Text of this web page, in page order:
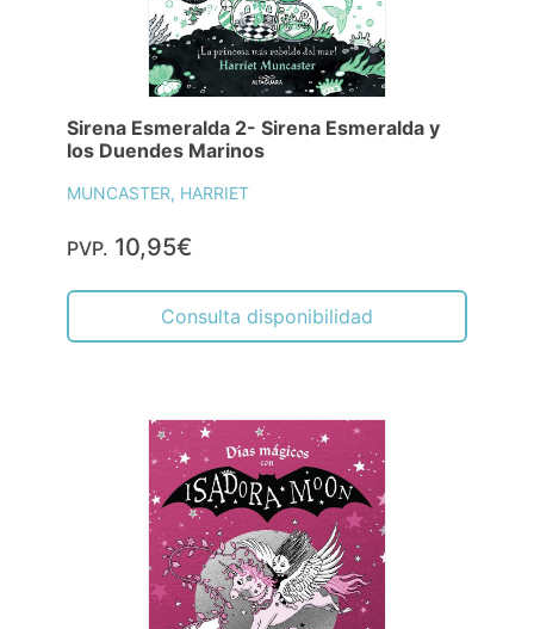
Sirena Esmeralda 2- Sirena Esmeralda y
los Duendes Marinos
MUNCASTER, HARRIET
PVP. 10,95€
Consulta disponibilidad